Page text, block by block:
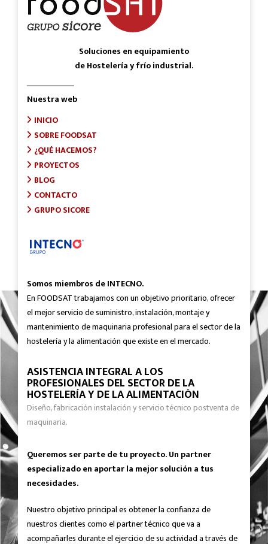
Soluciones en equipamiento
de Hostelería y frío industrial.
Nuestra web
INICIO
SOBRE FOODSAT
¿QUÉ HACEMOS?
PROYECTOS
BLOG
CONTACTO
GRUPO SICORE
Somos miembros de INTECNO.
En FOODSAT trabajamos con un objetivo prioritario, ofrecer
el mejor servicio de suministro, instalación, montaje y
mantenimiento de maquinaria profesional para el sector de la
hostelería y la alimentación que existe en el mercado.
ASISTENCIA INTEGRAL A LOS
PROFESIONALES DEL SECTOR DE LA
HOSTELERÍA Y DE LA ALIMENTACIÓN
Diseño, fabricación instalación y servicio técnico postventa de
maquinaria.
Queremos ser parte de tu proyecto. Un partner
especializado en aportar la mejor solución a tus
necesidades.
Nuestro objetivo principal es obtener la confianza de
nuestros clientes como el partner técnico que va a
acompañarles durante el ejercicio de su actividad a través de